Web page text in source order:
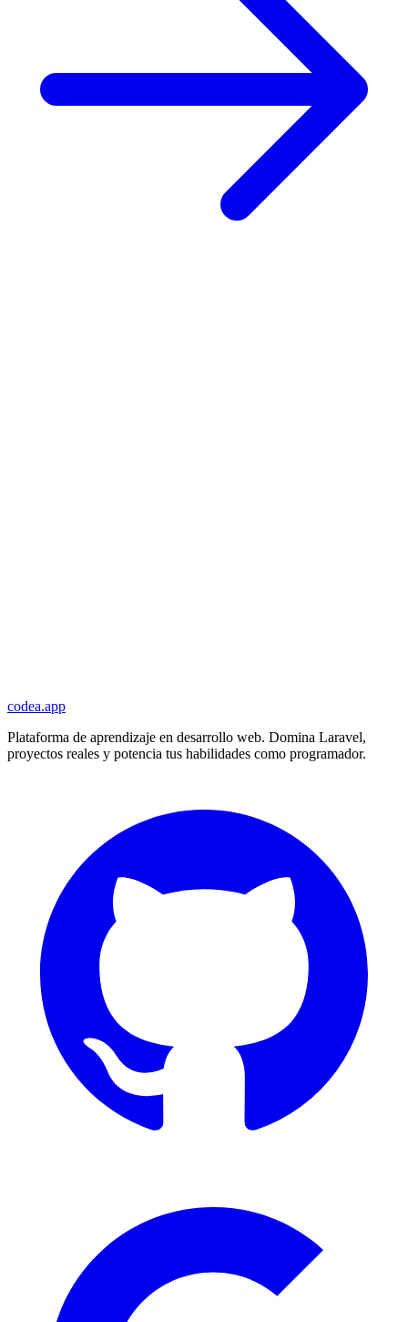
codea.app
Plataforma de aprendizaje en desarrollo web. Domina Laravel,
proyectos reales y potencia tus habilidades como programador.